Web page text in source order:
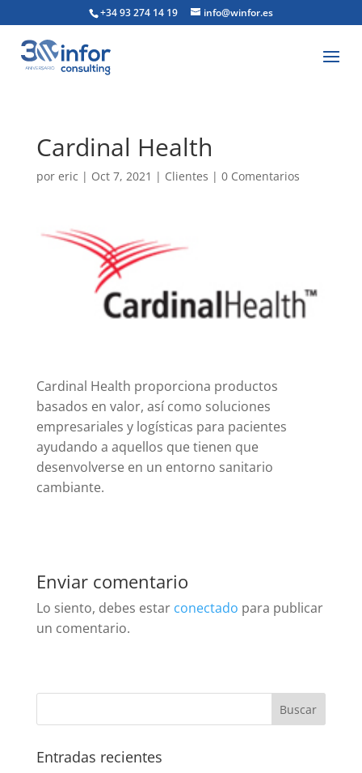
+34 93 274 14 19 info@winfor.es
Cardinal Health
por eric | Oct 7, 2021 | Clientes | 0 Comentarios
Cardinal Health proporciona productos
basados en valor, así como soluciones
empresariales y logísticas para pacientes
ayudando a aquellos que tienen que
desenvolverse en un entorno sanitario
cambiante.
Enviar comentario
Lo siento, debes estar conectado para publicar
un comentario.
Entradas recientes